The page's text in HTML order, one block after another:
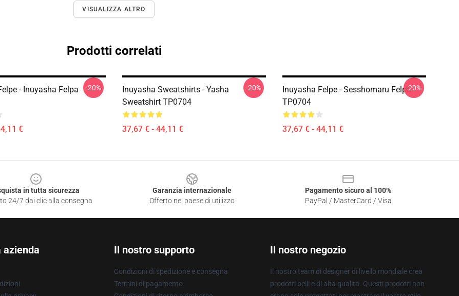
VISUALIZZA ALTRO
Prodotti correlati
- Inuyasha Felpa
€
-20%
Inuyasha Sweatshirts - Yasha
Sweatshirt TP0704
37,67 € - 44,11 €
-20%
Inuyasha Felpe - Sesshomaru Felpa
TP0704
37,67 € - 44,11 €
-20%
in tutta sicurezza
24/7 dai clic alla consegna
Garanzia internazionale
Offerto nel paese di utilizzo
Pagamento sicuro al 100%
PayPal / MasterCard / Visa
azienda Il nostro supporto
Condizioni di spedizione e consegna
Termini di pagamento
Il nostro negozio
Il nostro team di designer di livello mondiale crea
prodotti belli e di alta qualità. Questi prodotti non